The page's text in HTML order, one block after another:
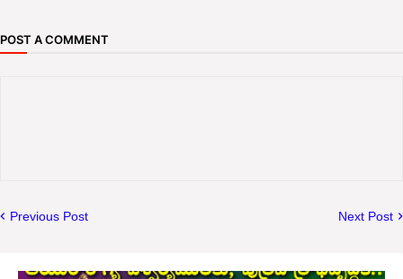
POST A COMMENT
Previous Post Next Post